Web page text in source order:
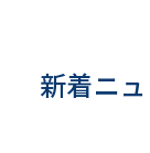
新着ニ